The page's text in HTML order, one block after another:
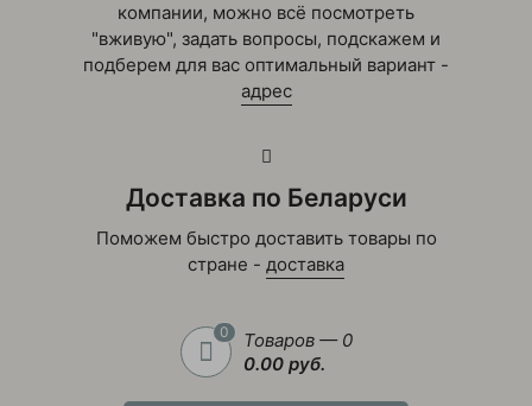
компании, можно всё посмотреть
"вживую", задать вопросы, подскажем и
подберем для вас оптимальный вариант -
адрес
Доставка по Беларуси
Поможем быстро доставить товары по
стране - доставка
0
Товаров — 0
0.00 руб.